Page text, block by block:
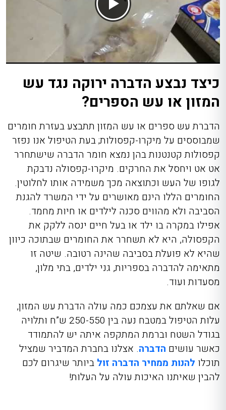
כיצד נבצע הדברה ירוקה נגד עש
המזון או עש הספרים?
הדברת עש ספרים או עש המזון תתבצע בעזרת חומרים
שמבוססים על מיקרו-קפסולות; בעת הטיפול אנו נפזר
קפסולות קטנטנות בהן נמצא חומר הדברה שישתחרר
אט אט ויחסל את החרקים. מיקרו-קפסולה נדבקת
לגופו של העש וכתוצאה מכך משמידה אותו לחלוטין.
החומרים הללו הינם מאושרים על ידי המשרד להגנת
הסביבה ולא מהווים סכנה לילדים או חיות מחמד.
אפילו במקרה בו ילד או בעל חיים ינסה ללקק את
הקפסולה, היא לא תשחרר את החומרים שבתוכה כיוון
שהיא לא פועלת בסביבה שהינה רטובה. שיטה זו
מתאימה להדברה בספריות, גני ילדים, בתי מלון,
מסעדות ועוד.
אם שאלתם את עצמכם כמה עולה הדברת עש המזון,
עלות הטיפול במטבח נעה בין 250-550 ש”ח ותלויה
בגודל השטח וברמת המתקפה איתה יש להתמודד
כאשר עושים הדברה. אצלנו בחברת המדביר שמציל
תוכלו להנות ממחיר הדברה זול ביותר שיגרום לכם
להבין שאיתנו האיכות עולה על העלות!